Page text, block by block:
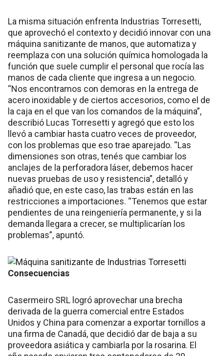
La misma situación enfrenta Industrias Torresetti,
que aprovechó el contexto y decidió innovar con una
máquina sanitizante de manos, que automatiza y
reemplaza con una solución química homologada la
función que suele cumplir el personal que rocía las
manos de cada cliente que ingresa a un negocio.
“Nos encontramos con demoras en la entrega de
acero inoxidable y de ciertos accesorios, como el de
la caja en el que van los comandos de la máquina”,
describió Lucas Torresetti y agregó que esto los
llevó a cambiar hasta cuatro veces de proveedor,
con los problemas que eso trae aparejado. “Las
dimensiones son otras, tenés que cambiar los
anclajes de la perforadora láser, debemos hacer
nuevas pruebas de uso y resistencia”, detalló y
añadió que, en este caso, las trabas están en las
restricciones a importaciones. “Tenemos que estar
pendientes de una reingeniería permanente, y si la
demanda llegara a crecer, se multiplicarían los
problemas”, apuntó.
Consecuencias
Casermeiro SRL logró aprovechar una brecha
derivada de la guerra comercial entre Estados
Unidos y China para comenzar a exportar tornillos a
una firma de Canadá, que decidió dar de baja a su
proveedora asiática y cambiarla por la rosarina. El